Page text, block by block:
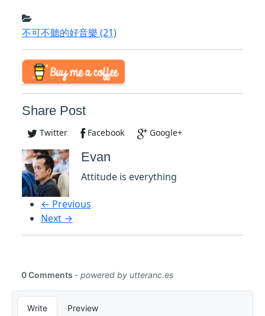
不可不聽的好音樂 (21)
Share Post
Twitter Facebook Google+
Evan
Attitude is everything
← Previous
Next →